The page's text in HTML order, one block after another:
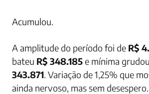
Acumulou.
A amplitude do período foi de R$
bateu R$ 348.185e mínima
343.871. Variação de 1,25% que
ainda nervoso, mas sem desespero.